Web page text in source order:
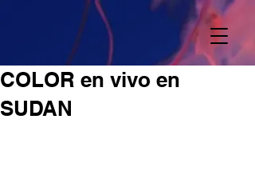
COLOR en vivo en
SUDAN